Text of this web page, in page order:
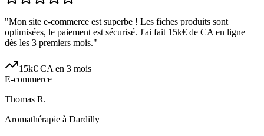
"Mon site e-commerce est superbe ! Les fiches produits sont
optimisées, le paiement est sécurisé. J'ai fait 15k€ de CA en ligne
dès les 3 premiers mois."
15k€ CA en 3 mois
E-commerce
Thomas R.
Aromathérapie à Dardilly